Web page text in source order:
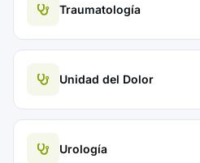
Traumatología
Unidad del Dolor
Urología